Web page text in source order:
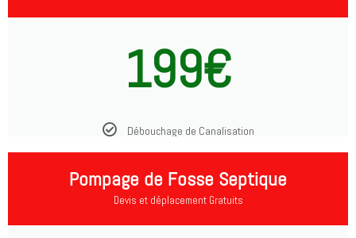
199€
Débouchage de Canalisation
Pompage de Fosse Septique
Devis et déplacement Gratuits